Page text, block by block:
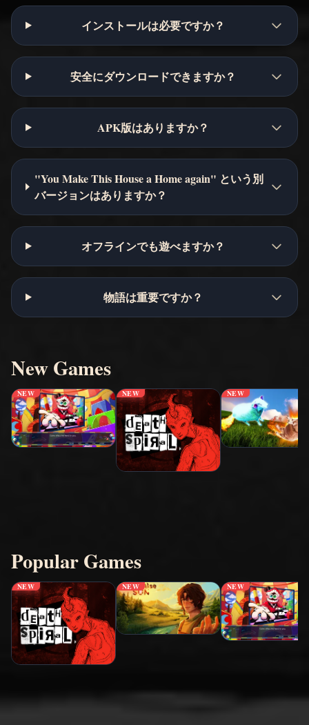
インストールは必要ですか？
安全にダウンロードできますか？
APK版はありますか？
"You Make This House a Home again" という別
バージョンはありますか？
オフラインでも遊べますか？
物語は重要ですか？
New Games
NEW NEW NEW
Popular Games
NEW NEW NEW